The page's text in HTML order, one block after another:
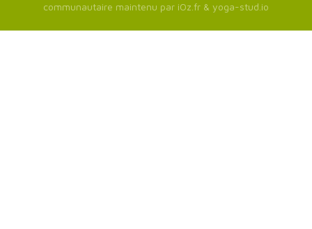
communautaire maintenu par iOz.fr & yoga-stud.io